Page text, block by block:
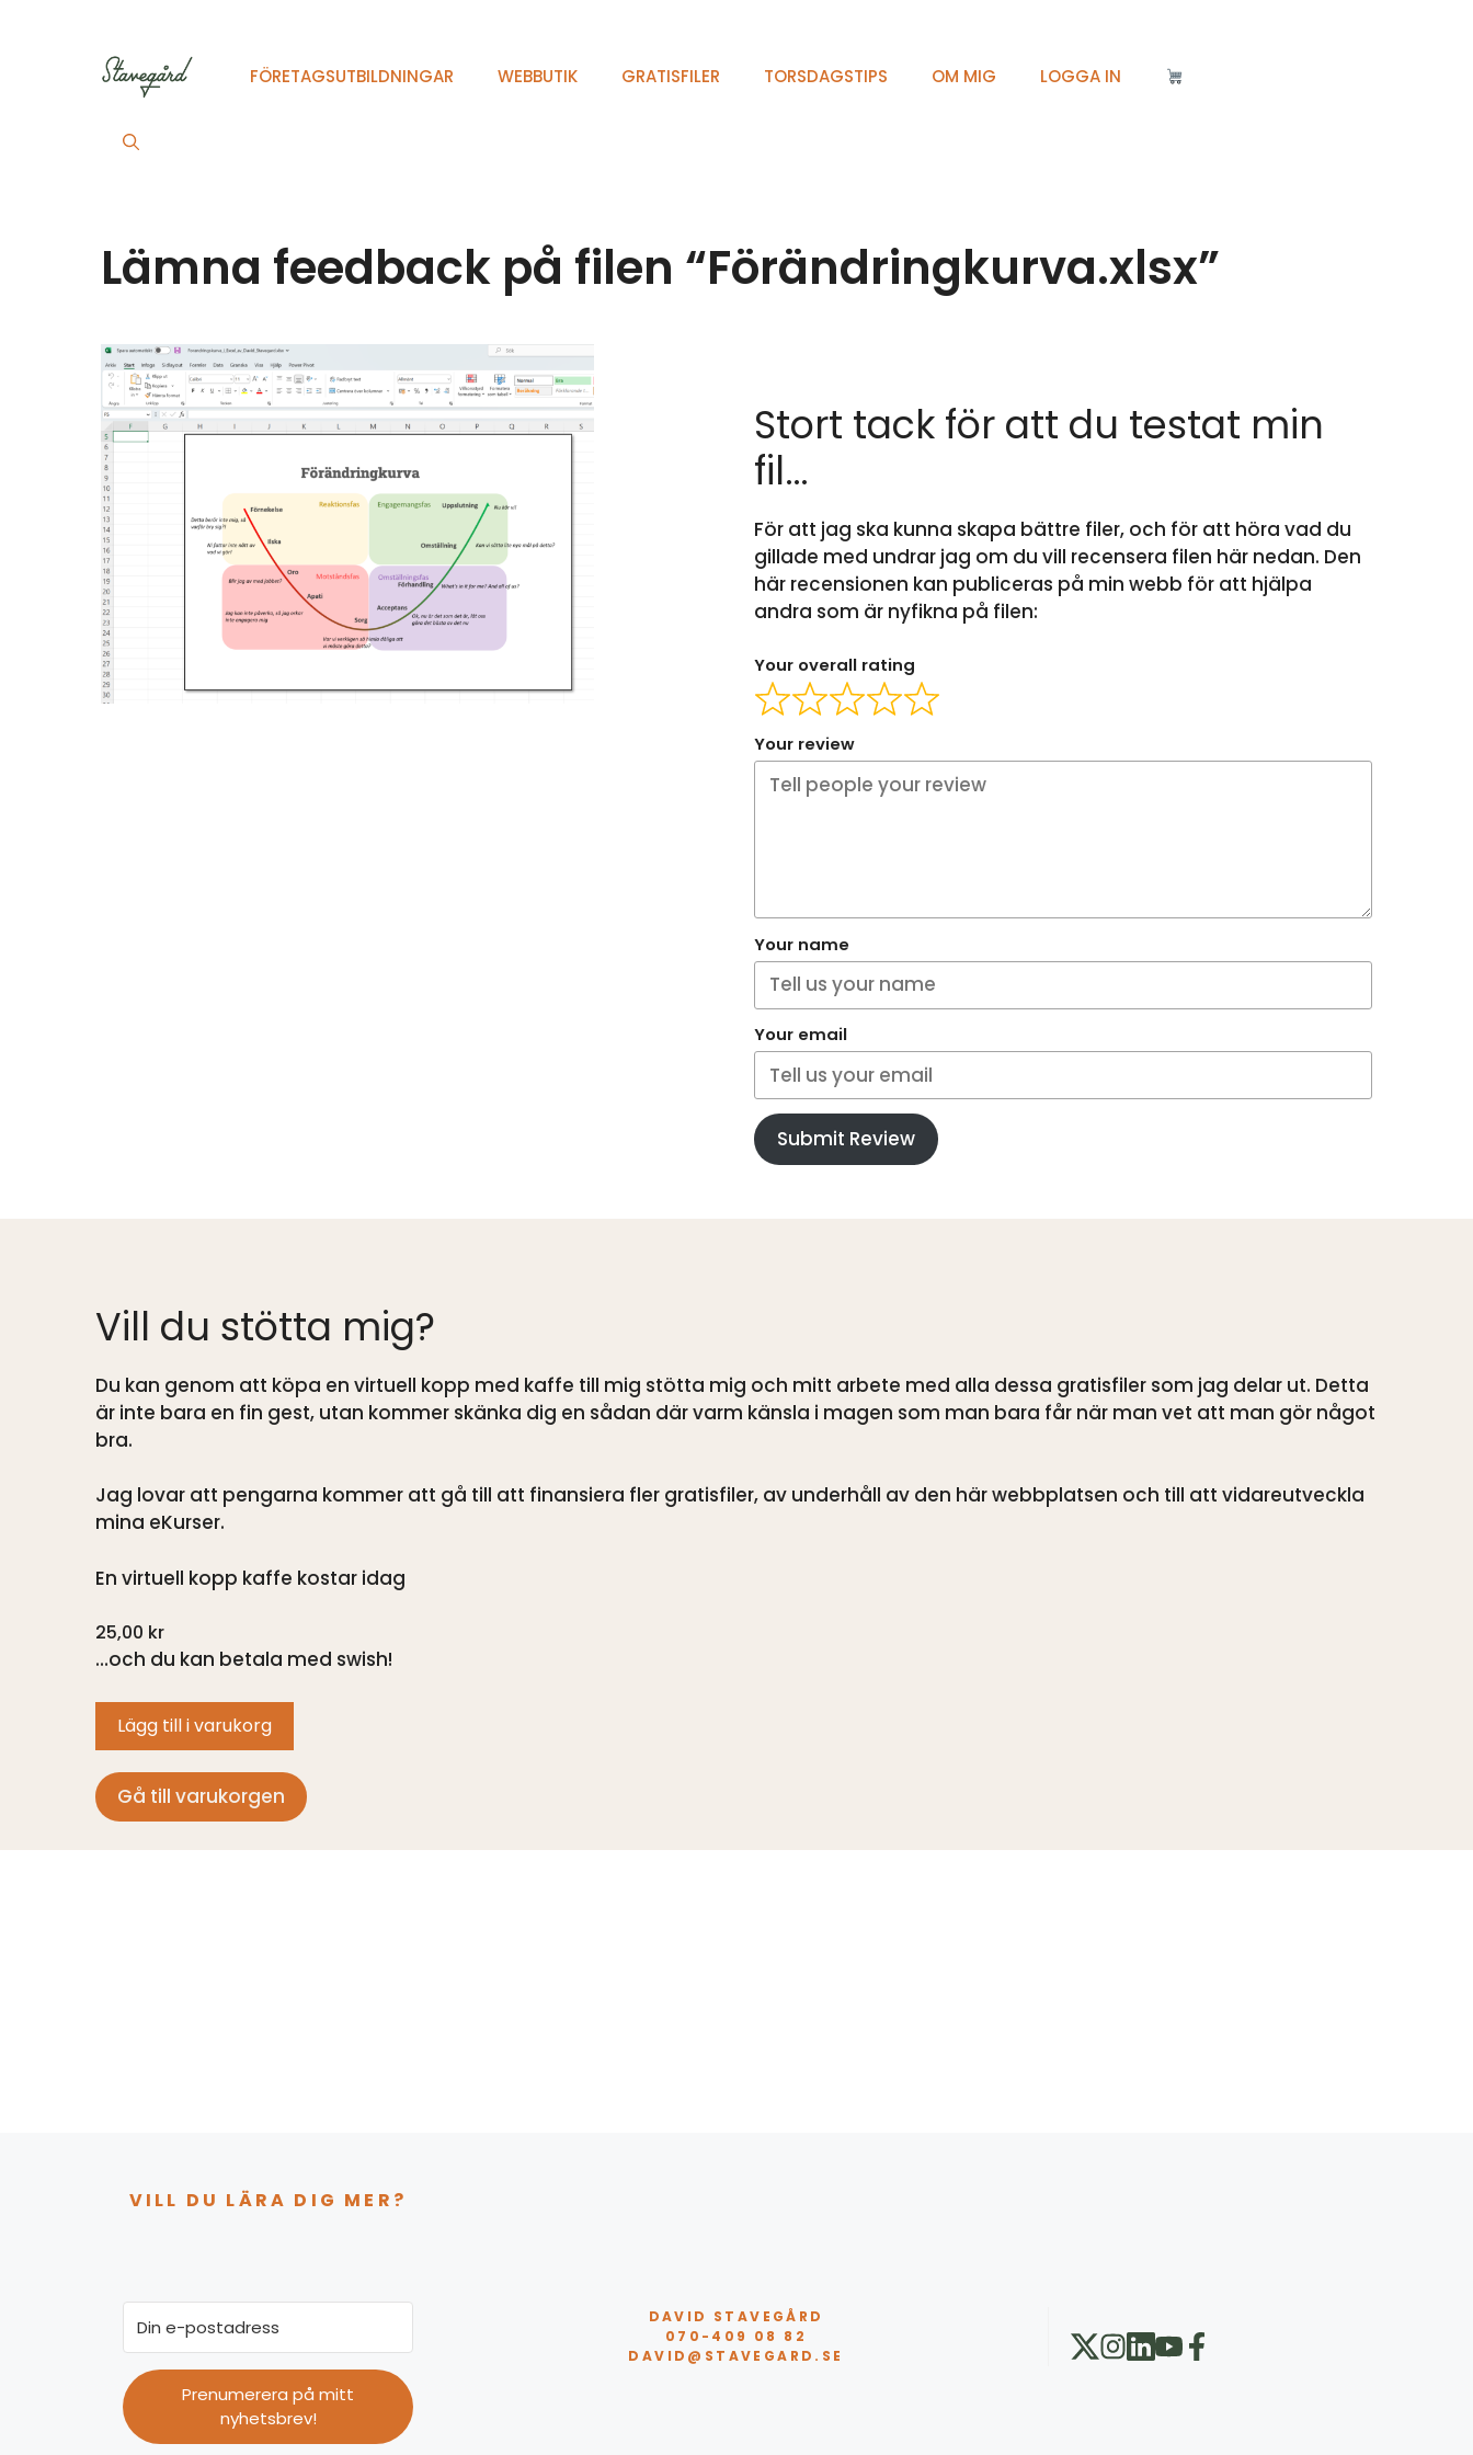
FÖRETAGSUTBILDNINGAR WEBBUTIK GRATISFILER TORSDAGSTIPS OM MIG LOGGA IN
Lämna feedback på filen “Förändringkurva.xlsx”
Stort tack för att du testat min
fil…
För att jag ska kunna skapa bättre filer, och för att höra vad du
gillade med undrar jag om du vill recensera filen här nedan. Den
här recensionen kan publiceras på min webb för att hjälpa
andra som är nyfikna på filen:
Your overall rating
Your review
Your name
Your email
Submit Review
Vill du stötta mig?
Du kan genom att köpa en virtuell kopp med kaffe till mig stötta mig och mitt arbete med alla dessa gratisfiler som jag delar ut. Detta
är inte bara en fin gest, utan kommer skänka dig en sådan där varm känsla i magen som man bara får när man vet att man gör något
bra.
Jag lovar att pengarna kommer att gå till att finansiera fler gratisfiler, av underhåll av den här webbplatsen och till att vidareutveckla
mina eKurser.
En virtuell kopp kaffe kostar idag
25,00 kr
…och du kan betala med swish!
Lägg till i varukorg
Gå till varukorgen
VILL DU LÄRA DIG MER?
Prenumerera på mitt
nyhetsbrev!
DAVID STAVEGÅRD
070-409 08 82
DAVID@STAVEGARD.SE